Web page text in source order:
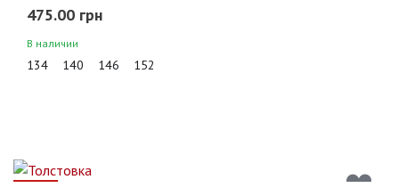
475.00 грн
В наличии
134 140 146 152